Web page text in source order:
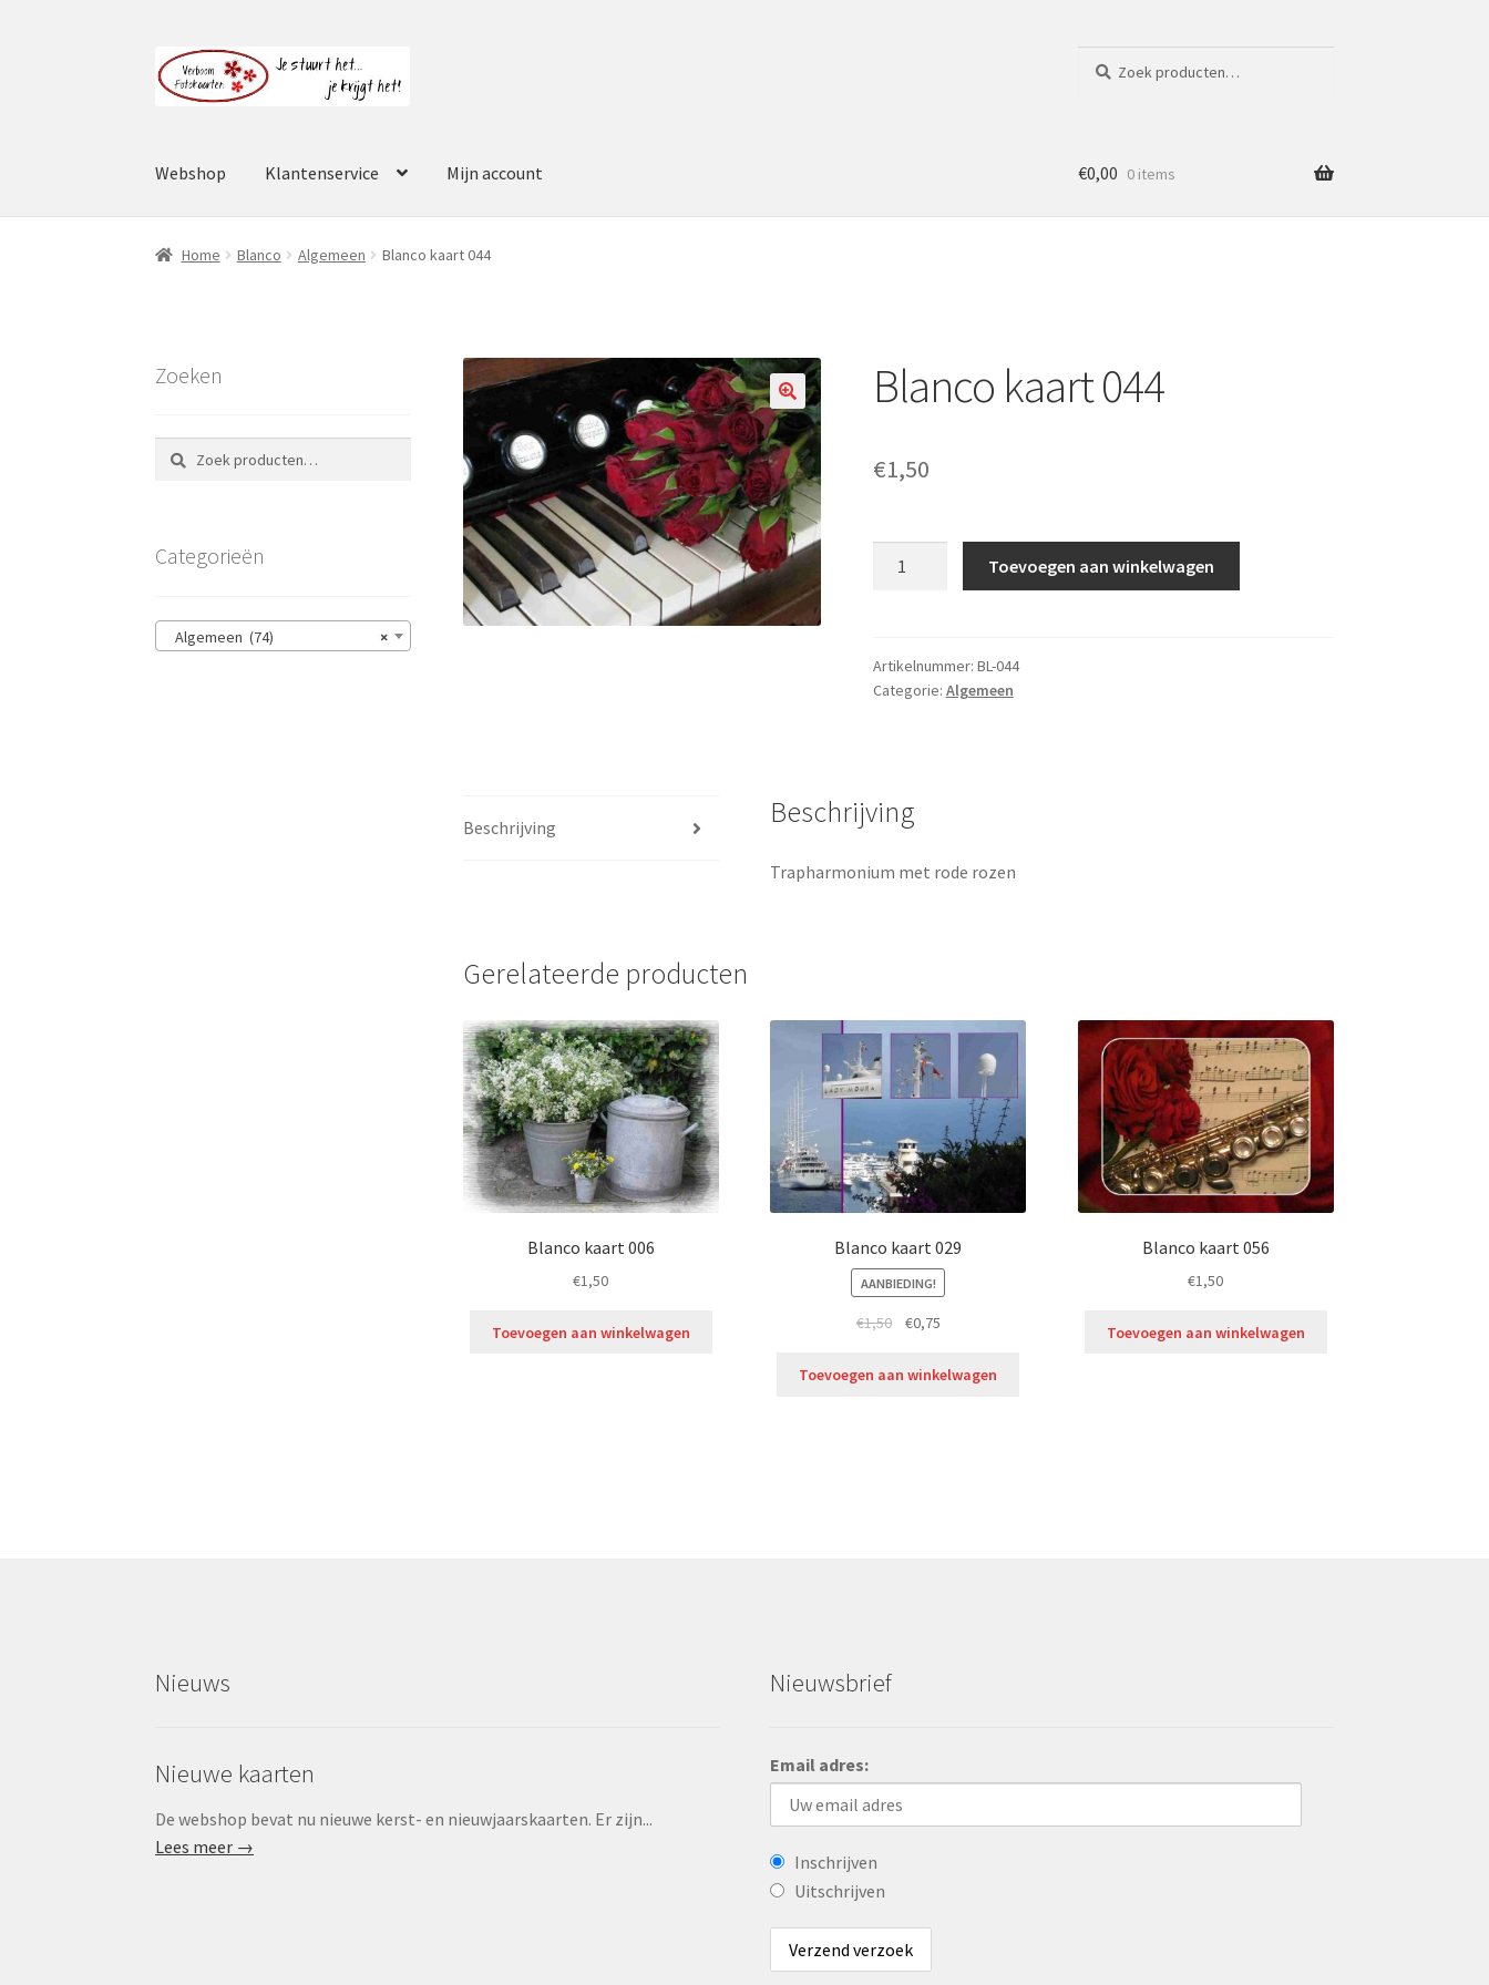
Ga
door
Ga
naar
naar:
Webshop Klantenservice Mijn account €0,00 0 items
Home Blanco Algemeen Blanco kaart 044
Blanco kaart 044
€1,50
Toevoegen aan winkelwagen
Artikelnummer: BL-044
Categorie: Algemeen
Beschrijving Beschrijving
Trapharmonium met rode rozen
Gerelateerde producten
Blanco kaart 006
€1,50
Toevoegen aan winkelwagen
Blanco kaart 029
AANBIEDING!
€1,50 €0,75
Toevoegen aan winkelwagen
Blanco kaart 056
€1,50
Toevoegen aan winkelwagen
Zoeken
Zoeken
naar:
Zoeken
Categorieën
×
Algemeen (74)
Nieuws
Nieuwe kaarten
De webshop bevat nu nieuwe kerst- en nieuwjaarskaarten. Er zijn...
Lees meer →
Nieuwsbrief
Email adres:
Inschrijven
Uitschrijven